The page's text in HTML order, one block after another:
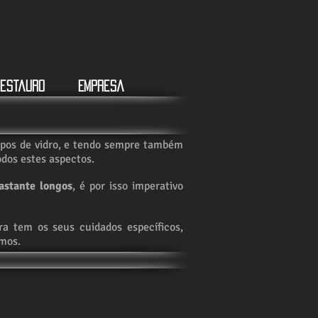
Empresa
de vidro, e tendo sempre também
estes aspectos.
longos, é por isso imperativo
tem os seus cuidados específicos,